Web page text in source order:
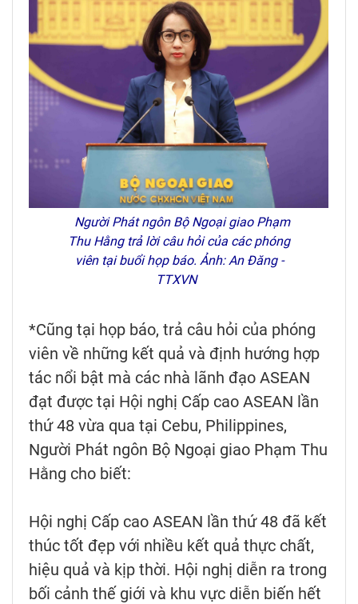
Người Phát ngôn Bộ Ngoại giao Phạm
Thu Hằng trả lời câu hỏi của các phóng
viên tại buổi họp báo. Ảnh: An Đăng -
TTXVN
*Cũng tại họp báo, trả câu hỏi của phóng
viên về những kết quả và định hướng hợp
tác nổi bật mà các nhà lãnh đạo ASEAN
đạt được tại Hội nghị Cấp cao ASEAN lần
thứ 48 vừa qua tại Cebu, Philippines,
Người Phát ngôn Bộ Ngoại giao Phạm Thu
Hằng cho biết:
Hội nghị Cấp cao ASEAN lần thứ 48 đã kết
thúc tốt đẹp với nhiều kết quả thực chất,
hiệu quả và kịp thời. Hội nghị diễn ra trong
bối cảnh thế giới và khu vực diễn biến hết